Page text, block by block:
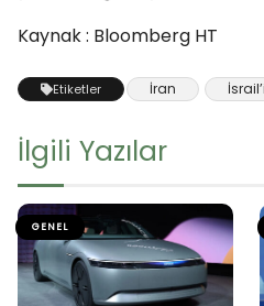
Kaynak : Bloomberg HT
Etiketler İran
İlgili Yazılar
GENEL